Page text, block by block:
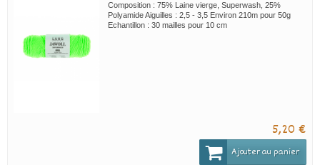
Composition : 75% Laine vierge, Superwash, 25%
Polyamide Aiguilles : 2,5 - 3,5 Environ 210m pour 50g
Echantillon : 30 mailles pour 10 cm
5,20 €
Ajouter au panier